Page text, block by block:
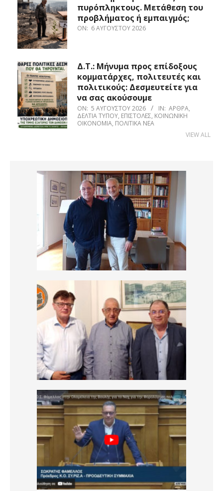
πυρόπληκτους. Μετάθεση του
προβλήματος ή εμπαιγμός;
ON: 6 ΑΥΓΟΎΣΤΟΥ 2026
Δ.Τ.: Μήνυμα προς επίδοξους
κομματάρχες, πολιτευτές και
πολιτικούς: Δεσμευτείτε για
να σας ακούσουμε
ON: 5 ΑΥΓΟΎΣΤΟΥ 2026 IN: ΆΡΘΡΑ,
ΔΕΛΤΊΑ ΤΎΠΟΥ, ΕΠΙΣΤΟΛΈΣ, ΚΟΙΝΩΝΙΚΉ
ΟΙΚΟΝΟΜΊΑ, ΠΟΛΙΤΙΚΆ ΝΈΑ
VIEW ALL